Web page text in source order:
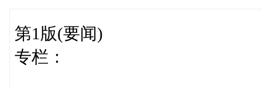
第1版(要闻)
专栏：